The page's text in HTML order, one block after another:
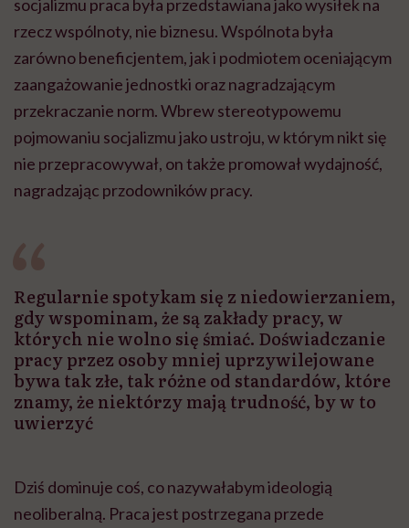
socjalizmu praca była przedstawiana jako wysiłek na
rzecz wspólnoty, nie biznesu. Wspólnota była
zarówno beneficjentem, jak i podmiotem oceniającym
zaangażowanie jednostki oraz nagradzającym
przekraczanie norm. Wbrew stereotypowemu
pojmowaniu socjalizmu jako ustroju, w którym nikt się
nie przepracowywał, on także promował wydajność,
nagradzając przodowników pracy.
Regularnie spotykam się z niedowierzaniem,
gdy wspominam, że są zakłady pracy, w
których nie wolno się śmiać. Doświadczanie
pracy przez osoby mniej uprzywilejowane
bywa tak złe, tak różne od standardów, które
znamy, że niektórzy mają trudność, by w to
uwierzyć
Dziś dominuje coś, co nazywałabym ideologią
neoliberalną. Praca jest postrzegana przede